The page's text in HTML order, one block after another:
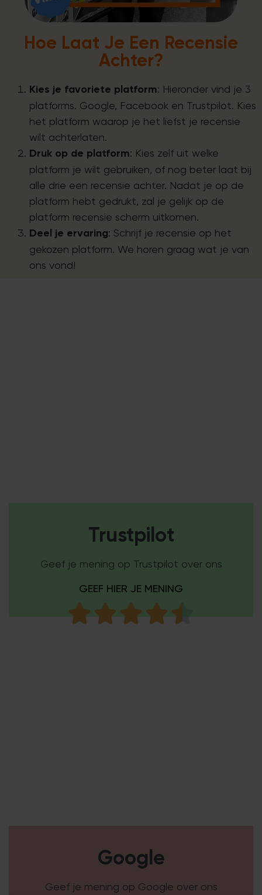
Hoe Laat Je Een Recensie
Achter?
Kies je favoriete platform: Hieronder vind je 3
platforms. Google, Facebook en Trustpilot. Kies
het platform waarop je het liefst je recensie
wilt achterlaten.
Druk op de platform: Kies zelf uit welke
platform je wilt gebruiken, of nog beter laat bij
alle drie een recensie achter. Nadat je op de
platform hebt gedrukt, zal je gelijk op de
platform recensie scherm uitkomen.
Deel je ervaring: Schrijf je recensie op het
gekozen platform. We horen graag wat je van
ons vond!
Trustpilot
Geef je mening op Trustpilot over ons
GEEF HIER JE MENING
Google
Geef je mening op Google over ons